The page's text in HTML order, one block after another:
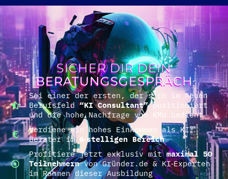
SICHER DIR DEIN
BERATUNGSGESPRÄCH
Sei einer der ersten, der sich im neuen
Berufsfeld“KI Consultant”positioniert
und die hohe Nachfrage von KMU bedient
Verdiene ein hohes Einkommen als KI-
Berater im 6‑stelligen Bereich
Profitiere jetzt exklusiv mitmaximal 50
Teilnehmernvon Gründer.de & KI‑Experten
im Rahmen dieser Ausbildung